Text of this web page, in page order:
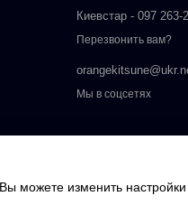
Киевстар - 097 263-
Перезвонить вам?
Мы в соцсетях
можете изменить настройки